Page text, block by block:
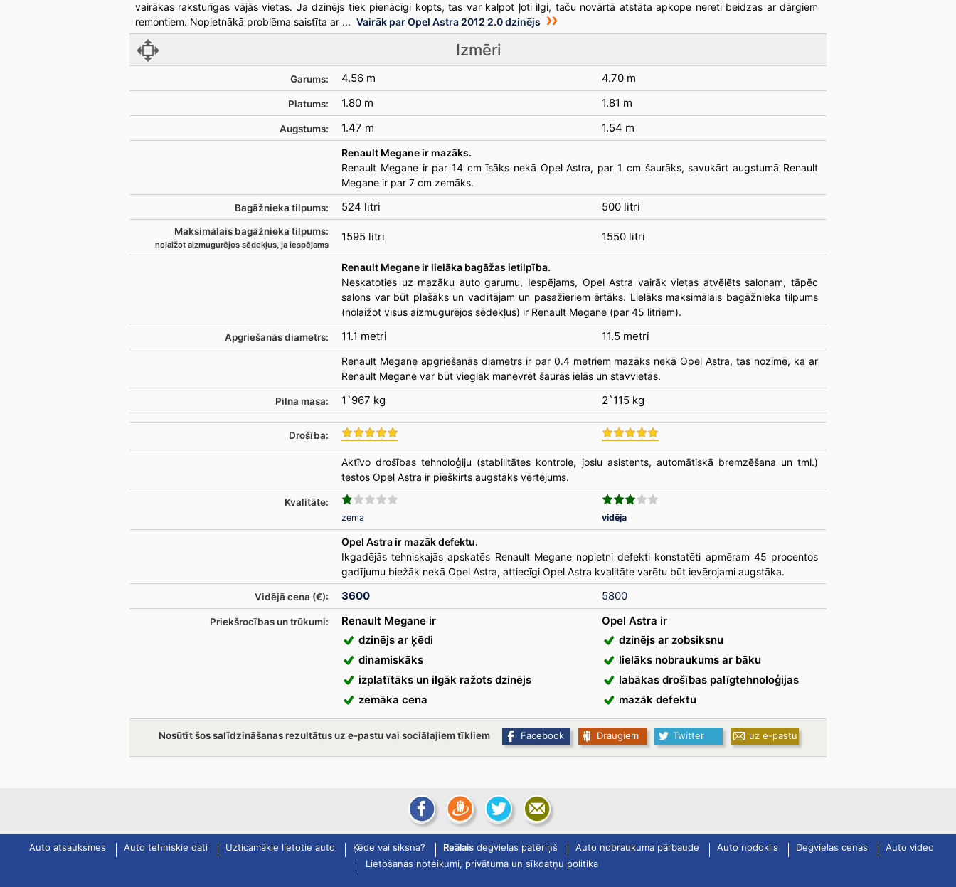
vairākas raksturīgas vājās vietas. Ja dzinējs tiek pienācīgi kopts, tas var kalpot ļoti ilgi, taču novārtā atstāta apkope nereti beidzas ar dārgiem
remontiem. Nopietnākā problēma saistīta ar ... Vairāk par Opel Astra 2012 2.0 dzinējs
Izmēri
Garums: 4.56 m 4.70 m
Platums: 1.80 m 1.81 m
Augstums: 1.47 m 1.54 m
Renault Megane ir mazāks.
Renault Megane ir par 14 cm īsāks nekā Opel Astra, par 1 cm šaurāks, savukārt augstumā Renault
Megane ir par 7 cm zemāks.
Bagāžnieka tilpums: 524 litri 500 litri
Maksimālais bagāžnieka tilpums:
nolaižot aizmugurējos sēdekļus, ja iespējams
1595 litri 1550 litri
Renault Megane ir lielāka bagāžas ietilpība.
Neskatoties uz mazāku auto garumu, Iespējams, Opel Astra vairāk vietas atvēlēts salonam, tāpēc
salons var būt plašāks un vadītājam un pasažieriem ērtāks. Lielāks maksimālais bagāžnieka tilpums
(nolaižot visus aizmugurējos sēdekļus) ir Renault Megane (par 45 litriem).
Apgriešanās diametrs: 11.1 metri 11.5 metri
Renault Megane apgriešanās diametrs ir par 0.4 metriem mazāks nekā Opel Astra, tas nozīmē, ka ar
Renault Megane var būt vieglāk manevrēt šaurās ielās un stāvvietās.
Pilna masa: 1`967 kg 2`115 kg
Drošība:
Aktīvo drošības tehnoloģiju (stabilitātes kontrole, joslu asistents, automātiskā bremzēšana un tml.)
testos Opel Astra ir piešķirts augstāks vērtējums.
Kvalitāte:
zema vidēja
Opel Astra ir mazāk defektu.
Ikgadējās tehniskajās apskatēs Renault Megane nopietni defekti konstatēti apmēram 45 procentos
gadījumu biežāk nekā Opel Astra, attiecīgi Opel Astra kvalitāte varētu būt ievērojami augstāka.
Vidējā cena (€): 3600 5800
Priekšrocības un trūkumi:
Renault Megane ir
dzinējs ar ķēdi
dinamiskāks
izplatītāks un ilgāk ražots dzinējs
zemāka cena
Opel Astra ir
dzinējs ar zobsiksnu
lielāks nobraukums ar bāku
labākas drošības palīgtehnoloģijas
mazāk defektu
Nosūtīt šos salīdzināšanas rezultātus uz e-pastu vai sociālajiem tīkliem Facebook Draugiem Twitter uz e-pastu
Auto atsauksmes Auto tehniskie dati Uzticamākie lietotie auto Ķēde vai siksna? Reālais degvielas patēriņš Auto nobraukuma pārbaude Auto nodoklis Degvielas cenas
Auto video
Lietošanas noteikumi, privātuma un sīkdatņu politika